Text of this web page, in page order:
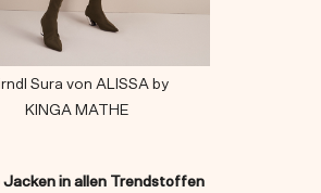
Sura von ALISSA by
KINGA MATHE
Jacken in allen Trendstoffen